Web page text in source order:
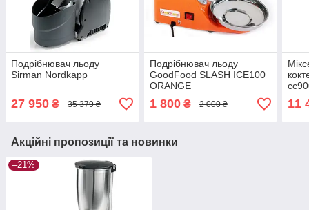
Подрібнювач льоду
Sirman Nordkapp
27 950 ₴ 35 379 ₴
Подрібнювач льоду
GoodFood SLASH ICE100
ORANGE
1 800₴ 2 000 ₴ 11
Акційні пропозиції та новинки
–21%